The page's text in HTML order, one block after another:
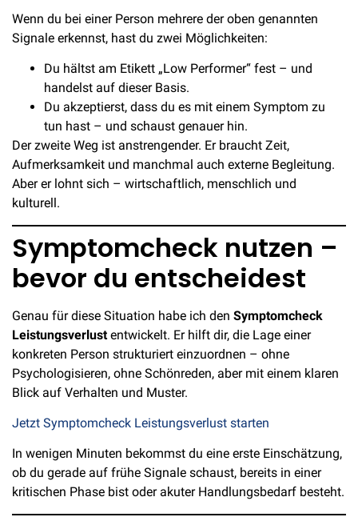
Wenn du bei einer Person mehrere der oben genannten
Signale erkennst, hast du zwei Möglichkeiten:
Du hältst am Etikett „Low Performer“ fest – und
handelst auf dieser Basis.
Du akzeptierst, dass du es mit einem Symptom zu
tun hast – und schaust genauer hin.
Der zweite Weg ist anstrengender. Er braucht Zeit,
Aufmerksamkeit und manchmal auch externe Begleitung.
Aber er lohnt sich – wirtschaftlich, menschlich und
kulturell.
Symptomcheck nutzen –
bevor du entscheidest
Genau für diese Situation habe ich den Symptomcheck
Leistungsverlust entwickelt. Er hilft dir, die Lage einer
konkreten Person strukturiert einzuordnen – ohne
Psychologisieren, ohne Schönreden, aber mit einem klaren
Blick auf Verhalten und Muster.
Jetzt Symptomcheck Leistungsverlust starten
In wenigen Minuten bekommst du eine erste Einschätzung,
ob du gerade auf frühe Signale schaust, bereits in einer
kritischen Phase bist oder akuter Handlungsbedarf besteht.